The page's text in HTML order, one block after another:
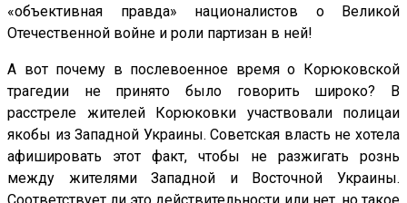
«объективная правда» националистов о Великой
Отечественной войне и роли партизан в ней!
А вот почему в послевоенное время о Корюковской
трагедии не принято было говорить широко? В
расстреле жителей Корюковки участвовали полицаи
якобы из Западной Украины. Советская власть не хотела
афишировать этот факт, чтобы не разжигать рознь
между жителями Западной и Восточной Украины.